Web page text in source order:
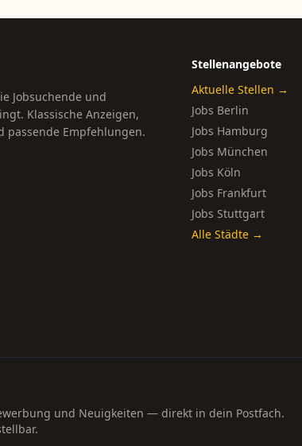
Jobsuchende und
Klassische Anzeigen,
passende Empfehlungen.
Stellenangebote
Aktuelle Stellen →
Jobs Berlin
Jobs Hamburg
Jobs München
Jobs Köln
Jobs Frankfurt
Jobs Stuttgart
Alle Städte →
und Neuigkeiten — direkt in dein Postfach.